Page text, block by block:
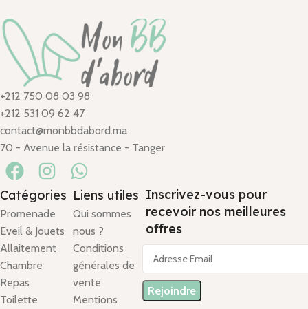
+212 750 08 03 98
+212 531 09 62 47
contact@monbbdabord.ma
70 - Avenue la résistance - Tanger
Catégories
Promenade
Eveil & Jouets
Allaitement
Chambre
Repas
Toilette
Liens utiles
Qui sommes
nous ?
Conditions
générales de
vente
Mentions
Inscrivez-vous pour
recevoir nos meilleures
offres